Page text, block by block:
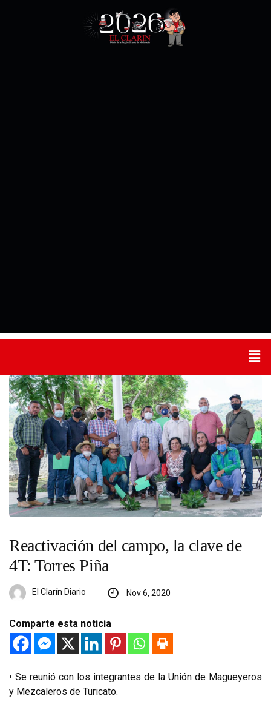
Reactivación del campo, la clave de
4T: Torres Piña
El Clarín Diario Nov 6, 2020
Comparte esta noticia
• Se reunió con los integrantes de la Unión de Magueyeros
y Mezcaleros de Turicato.